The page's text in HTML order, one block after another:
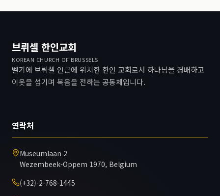
브뤼셀 한인교회
KOREAN CHURCH OF BRUSSELS
벨기에 브뤼셀 인근에 위치한 한인 교회로서 하나님을 경배하고
이웃을 섬기며 복음을 전하는 공동체입니다.
연락처
Museumlaan 2
Wezembeek-Oppem 1970, Belgium
(+32)-2-768-1445